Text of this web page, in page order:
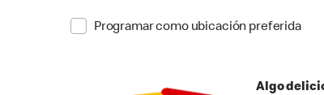
Programar como ubicación preferida
Algo